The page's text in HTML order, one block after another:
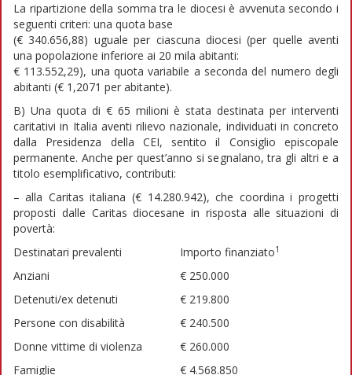
La ripartizione della somma tra le diocesi è avvenuta secondo i
seguenti criteri: una quota base
(€ 340.656,88) uguale per ciascuna diocesi (per quelle aventi
una popolazione inferiore ai 20 mila abitanti:
€ 113.552,29), una quota variabile a seconda del numero degli
abitanti (€ 1,2071 per abitante).
B) Una quota di € 65 milioni è stata destinata per interventi
caritativi in Italia aventi rilievo nazionale, individuati in concreto
dalla Presidenza della CEI, sentito il Consiglio episcopale
permanente. Anche per quest’anno si segnalano, tra gli altri e a
titolo esemplificativo, contributi:
– alla Caritas italiana (€ 14.280.942), che coordina i progetti
proposti dalle Caritas diocesane in risposta alle situazioni di
povertà:
Destinatari prevalenti
Importo finanziato1
Anziani
€ 250.000
Detenuti/ex detenuti
€ 219.800
Persone con disabilità
€ 240.500
Donne vittime di violenza
€ 260.000
Famiglie
€ 4.568.850